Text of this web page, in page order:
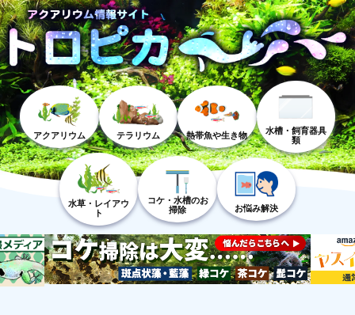
アクアリウム テラリウム 熱帯魚や生き物
水槽・飼育器具
類
水草・レイアウ
ト
コケ・水槽のお
掃除
お悩み解決